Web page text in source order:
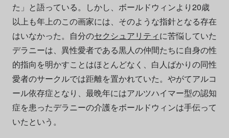
た」と語っている。しかし、ボールドウィンより20歳
以上も年上のこの画家には、そのような指針となる存在
はいなかった。自分のセクシュアリティに苦悩していた
デラニーは、異性愛者である黒人の仲間たちに自身の性
的指向を明かすことはほとんどなく、白人ばかりの同性
愛者のサークルでは距離を置かれていた。やがてアルコ
ール依存症となり、最晩年にはアルツハイマー型の認知
症を患ったデラニーの介護をボールドウィンは手伝って
いたという。